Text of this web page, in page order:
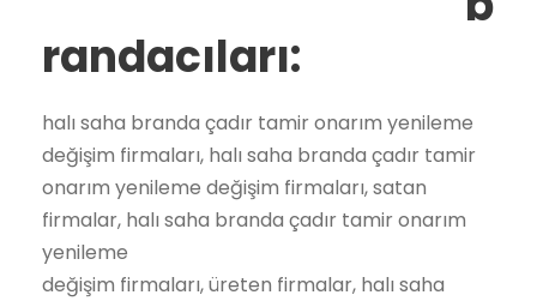
randacıları:
halı saha branda çadır tamir onarım yenileme
değişim firmaları, halı saha branda çadır tamir
onarım yenileme değişim firmaları, satan
firmalar, halı saha branda çadır tamir onarım
yenileme
değişim firmaları, üreten firmalar, halı saha